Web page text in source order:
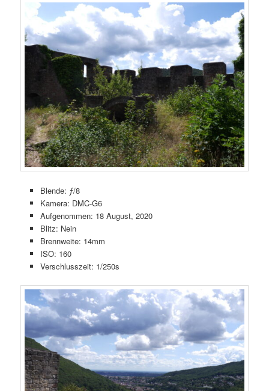
Blende: ƒ/8
Kamera: DMC-G6
Aufgenommen: 18 August, 2020
Blitz: Nein
Brennweite: 14mm
ISO: 160
Verschlusszeit: 1/250s